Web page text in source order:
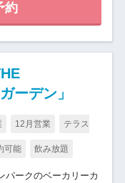
約
ーデン」
12月営業 テラス
可能 飲み放題
パークのベーカリーカ